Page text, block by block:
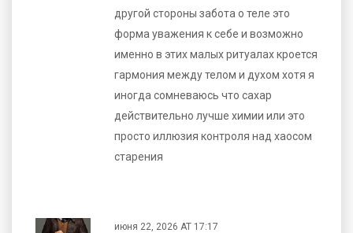
другой стороны забота о теле это
форма уважения к себе и возможно
именно в этих малых ритуалах кроется
гармония между телом и духом хотя я
иногда сомневаюсь что сахар
действительно лучше химии или это
просто иллюзия контроля над хаосом
старения
июня 22, 2026 AT 17:17